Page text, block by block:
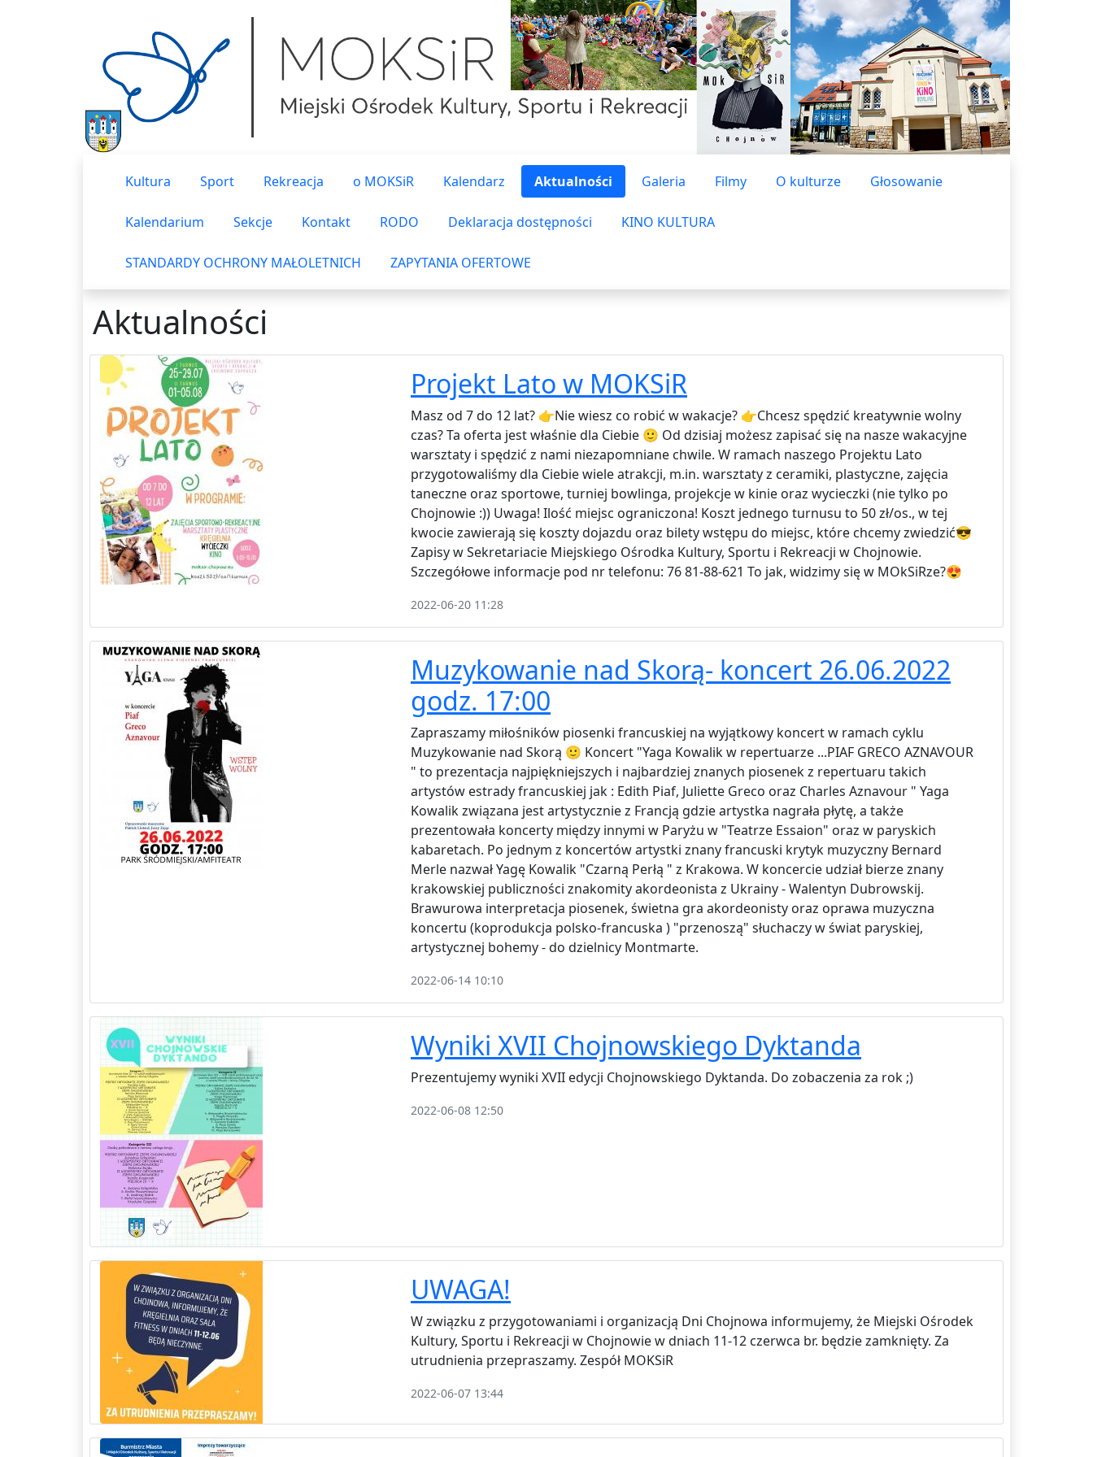
Kultura Sport Rekreacja o MOKSiR Kalendarz Aktualności Galeria Filmy O kulturze Głosowanie
Kalendarium Sekcje Kontakt RODO Deklaracja dostępności KINO KULTURA
STANDARDY OCHRONY MAŁOLETNICH ZAPYTANIA OFERTOWE
Aktualności
Projekt Lato w MOKSiR
Masz od 7 do 12 lat? 👉Nie wiesz co robić w wakacje? 👉Chcesz spędzić kreatywnie wolny
czas? Ta oferta jest właśnie dla Ciebie 🙂 Od dzisiaj możesz zapisać się na nasze wakacyjne
warsztaty i spędzić z nami niezapomniane chwile. W ramach naszego Projektu Lato
przygotowaliśmy dla Ciebie wiele atrakcji, m.in. warsztaty z ceramiki, plastyczne, zajęcia
taneczne oraz sportowe, turniej bowlinga, projekcje w kinie oraz wycieczki (nie tylko po
Chojnowie :)) Uwaga! Ilość miejsc ograniczona! Koszt jednego turnusu to 50 zł/os., w tej
kwocie zawierają się koszty dojazdu oraz bilety wstępu do miejsc, które chcemy zwiedzić😎
Zapisy w Sekretariacie Miejskiego Ośrodka Kultury, Sportu i Rekreacji w Chojnowie.
Szczegółowe informacje pod nr telefonu: 76 81-88-621 To jak, widzimy się w MOkSiRze?😍
2022-06-20 11:28
Muzykowanie nad Skorą- koncert 26.06.2022
godz. 17:00
Zapraszamy miłośników piosenki francuskiej na wyjątkowy koncert w ramach cyklu
Muzykowanie nad Skorą 🙂 Koncert "Yaga Kowalik w repertuarze ...PIAF GRECO AZNAVOUR
" to prezentacja najpiękniejszych i najbardziej znanych piosenek z repertuaru takich
artystów estrady francuskiej jak : Edith Piaf, Juliette Greco oraz Charles Aznavour " Yaga
Kowalik związana jest artystycznie z Francją gdzie artystka nagrała płytę, a także
prezentowała koncerty między innymi w Paryżu w "Teatrze Essaion" oraz w paryskich
kabaretach. Po jednym z koncertów artystki znany francuski krytyk muzyczny Bernard
Merle nazwał Yagę Kowalik "Czarną Perłą " z Krakowa. W koncercie udział bierze znany
krakowskiej publiczności znakomity akordeonista z Ukrainy - Walentyn Dubrowskij.
Brawurowa interpretacja piosenek, świetna gra akordeonisty oraz oprawa muzyczna
koncertu (koprodukcja polsko-francuska ) "przenoszą" słuchaczy w świat paryskiej,
artystycznej bohemy - do dzielnicy Montmarte.
2022-06-14 10:10
Wyniki XVII Chojnowskiego Dyktanda
Prezentujemy wyniki XVII edycji Chojnowskiego Dyktanda. Do zobaczenia za rok ;)
2022-06-08 12:50
UWAGA!
W związku z przygotowaniami i organizacją Dni Chojnowa informujemy, że Miejski Ośrodek
Kultury, Sportu i Rekreacji w Chojnowie w dniach 11-12 czerwca br. będzie zamknięty. Za
utrudnienia przepraszamy. Zespół MOKSiR
2022-06-07 13:44